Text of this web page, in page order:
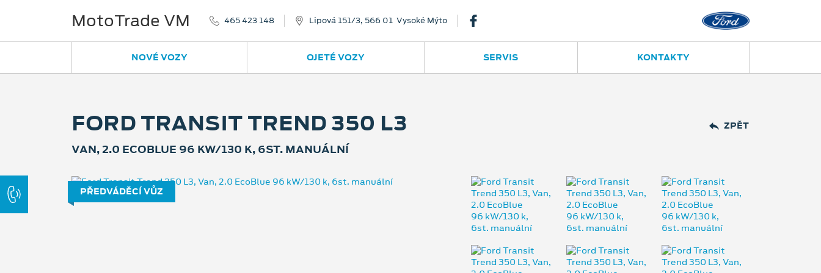
MotoTrade VM 465 423 148 Lipová 151/3, 566 01 Vysoké Mýto
NOVÉ VOZY OJETÉ VOZY SERVIS KONTAKTY
ZPĚT
FORD TRANSIT TREND 350 L3
VAN, 2.0 ECOBLUE 96 KW/130 K, 6ST. MANUÁLNÍ
PŘEDVÁDĚCÍ VŮZ